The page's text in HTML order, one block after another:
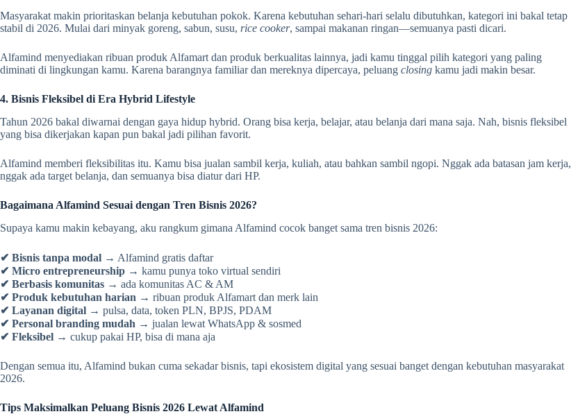
Masyarakat makin prioritaskan belanja kebutuhan pokok. Karena kebutuhan sehari-hari selalu dibutuhkan, kategori ini bakal tetap
stabil di 2026. Mulai dari minyak goreng, sabun, susu, rice cooker, sampai makanan ringan—semuanya pasti dicari.
Alfamind menyediakan ribuan produk Alfamart dan produk berkualitas lainnya, jadi kamu tinggal pilih kategori yang paling
diminati di lingkungan kamu. Karena barangnya familiar dan mereknya dipercaya, peluang closing kamu jadi makin besar.
4. Bisnis Fleksibel di Era Hybrid Lifestyle
Tahun 2026 bakal diwarnai dengan gaya hidup hybrid. Orang bisa kerja, belajar, atau belanja dari mana saja. Nah, bisnis fleksibel
yang bisa dikerjakan kapan pun bakal jadi pilihan favorit.
Alfamind memberi fleksibilitas itu. Kamu bisa jualan sambil kerja, kuliah, atau bahkan sambil ngopi. Nggak ada batasan jam kerja,
nggak ada target belanja, dan semuanya bisa diatur dari HP.
Bagaimana Alfamind Sesuai dengan Tren Bisnis 2026?
Supaya kamu makin kebayang, aku rangkum gimana Alfamind cocok banget sama tren bisnis 2026:
✔ Bisnis tanpa modal → Alfamind gratis daftar
✔ Micro entrepreneurship → kamu punya toko virtual sendiri
✔ Berbasis komunitas → ada komunitas AC & AM
✔ Produk kebutuhan harian → ribuan produk Alfamart dan merk lain
✔ Layanan digital → pulsa, data, token PLN, BPJS, PDAM
✔ Personal branding mudah → jualan lewat WhatsApp & sosmed
✔ Fleksibel → cukup pakai HP, bisa di mana aja
Dengan semua itu, Alfamind bukan cuma sekadar bisnis, tapi ekosistem digital yang sesuai banget dengan kebutuhan masyarakat
2026.
Tips Maksimalkan Peluang Bisnis 2026 Lewat Alfamind